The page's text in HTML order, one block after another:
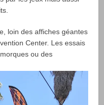
loin des affiches géantes
Center. Les essais
ou des